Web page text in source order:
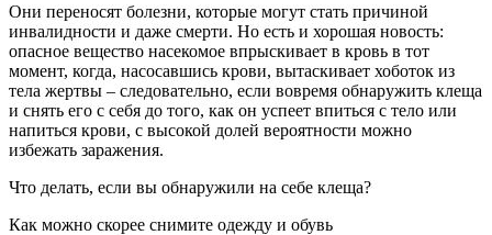
Они переносят болезни, которые могут стать причиной
инвалидности и даже смерти. Но есть и хорошая новость:
опасное вещество насекомое впрыскивает в кровь в тот
момент, когда, насосавшись крови, вытаскивает хоботок из
тела жертвы – следовательно, если вовремя обнаружить клеща
и снять его с себя до того, как он успеет впиться с тело или
напиться крови, с высокой долей вероятности можно
избежать заражения.
Что делать, если вы обнаружили на себе клеща?
Как можно скорее снимите одежду и обувь